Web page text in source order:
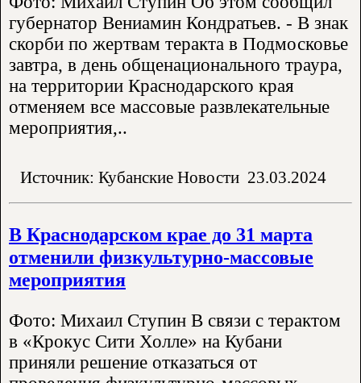
губернатор Вениамин Кондратьев. - В знак
скорби по жертвам теракта в Подмосковье
завтра, в день общенационального траура,
на территории Краснодарского края
отменяем все массовые развлекательные
мероприятия,..
Источник: Кубанские Новости 23.03.2024
В Краснодарском крае до 31 марта
отменили физкультурно-массовые
мероприятия
Фото: Михаил Ступин В связи с терактом
в «Крокус Сити Холле» на Кубани
приняли решение отказаться от